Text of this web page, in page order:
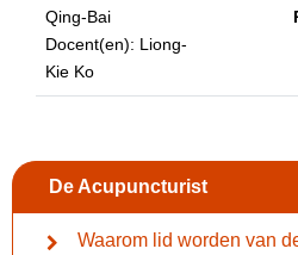
De Acupuncturist
Waarom lid worden van
Qing-Bai
Docent(en): Liong-
Kie Ko